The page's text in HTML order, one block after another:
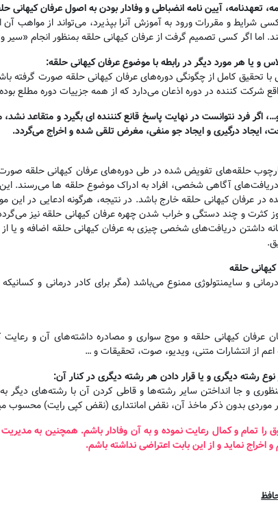
تعهدنامه، آیین نامه انضباطی و وفادار بودن به اصول عرفان کیهانی
شرایط و مقررات ورود به آموزش آنرا بپذیرد، می‌تواند از مواهب
اما اگر کسی تصمیم گرفت از عرفان کیهانی حلقه بمنظور انجام
یا هر مورد دیگر در رابطه با موضوع عرفان کیهانی حلقه:
تحقیق کامل از چگونگی دوره‌های عرفان کیهانی حلقه صورت گرفته
شرکت کننده در دوره اذعان می‌دارد که از همه جزییات دوره مطلع
اگر فرد نتوانست در نهایت پاسخ قانع کنننده ای بگیرد و متقاعد
ایجاد درگیری و ایجاد جو منفی، مغرض تلقی شده و اخراج می‌گردد.
حلقه‌های تفویض شده در طی دوره‌های عرفان کیهانی حلقه صورت
آگاهی شخصی، افراد به ادراک موضوع حلقه ها می‌رسند.
عرفان کیهانی حلقه خارج باشد. در نتیجه، هرگونه ادعایی در این
کثرت و چند دستگی و خراب شدن چهره عرفان کیهانی حلقه نیز
بهانه داشتن دریافت‌های شخصی چیزی به عرفان کیهانی حلقه اضافه
حلقه
و سایمنتولوژی ممنوع می‌باشد (مگر برای کادر درمانی و
عرفان کیهانی حلقه و موج سواری و مصادره داشته‌های آن و
از انتشارات متنی، ویدیو، صوت، تحقیقات و …
رشته دیگری و یا قرار دادن هر رشته دیگری در کنار آن:
و جا انداختن سایر رشته‌ها و قاطی کردن آن با رشته‌های دیگر
بدون ذکر ماخذ آن، نقض امانتداری (نقض کپی رایت) محسوب
را تمام و کمال رعایت نموده و به آن وفادار باشم. همچنین به
نماید و از این بابت اعتراضی نداشته باشم.